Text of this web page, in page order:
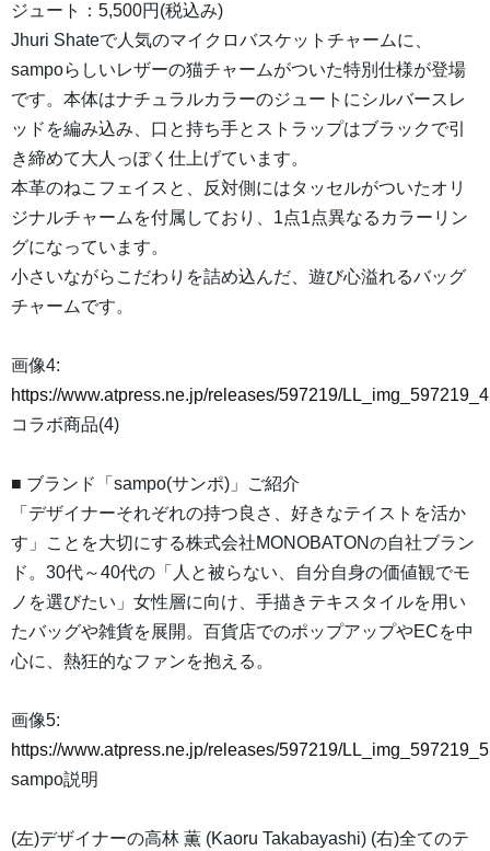
ジュート：5,500円(税込み)
Jhuri Shateで人気のマイクロバスケットチャームに、
sampoらしいレザーの猫チャームがついた特別仕様が登場
です。本体はナチュラルカラーのジュートにシルバースレ
ッドを編み込み、口と持ち手とストラップはブラックで引
き締めて大人っぽく仕上げています。
本革のねこフェイスと、反対側にはタッセルがついたオリ
ジナルチャームを付属しており、1点1点異なるカラーリン
グになっています。
小さいながらこだわりを詰め込んだ、遊び心溢れるバッグ
チャームです。
画像4:
https://www.atpress.ne.jp/releases/597219/
コラボ商品(4)
■ ブランド「sampo(サンポ)」ご紹介
「デザイナーそれぞれの持つ良さ、好きなテイストを活か
す」ことを大切にする株式会社MONOBATONの自社ブラン
ド。30代～40代の「人と被らない、自分自身の価値観でモ
ノを選びたい」女性層に向け、手描きテキスタイルを用い
たバッグや雑貨を展開。百貨店でのポップアップやECを中
心に、熱狂的なファンを抱える。
画像5:
https://www.atpress.ne.jp/releases/597219/
sampo説明
(左)デザイナーの高林 薫 (Kaoru Takabayashi) (右)全てのテ